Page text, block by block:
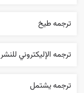
ترجمه طيخ
ترجمه الإليکتروني للنشر
ترجمه يشتمل